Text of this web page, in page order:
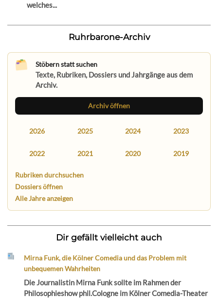
welches...
Ruhrbarone-Archiv
Stöbern statt suchen
Texte, Rubriken, Dossiers und Jahrgänge aus dem
Archiv.
Archiv öffnen
2026 2025 2024 2023
2022 2021 2020 2019
Rubriken durchsuchen
Dossiers öffnen
Alle Jahre anzeigen
Dir gefällt vielleicht auch
Mirna Funk, die Kölner Comedia und das Problem mit
unbequemen Wahrheiten
Die Journalistin Mirna Funk sollte im Rahmen der
Philosophieshow phil.Cologne im Kölner Comedia-Theater